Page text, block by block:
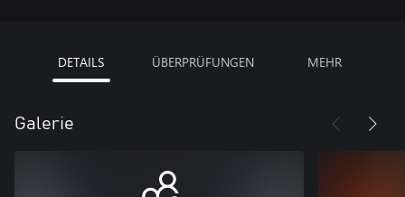
DETAILS ÜBERPRÜFUNGEN MEHR
Galerie